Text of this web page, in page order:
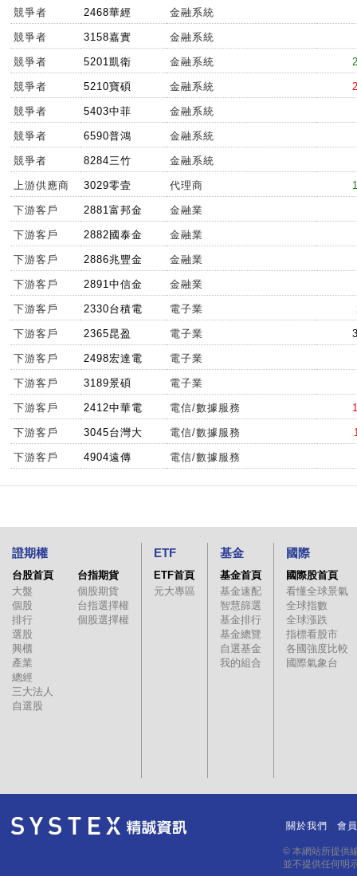
競爭者 2468華經 金融系統
競爭者 3158嘉實 金融系統
競爭者 5201凱衛 金融系統
競爭者 5210寶碩 金融系統
競爭者 5403中菲 金融系統
競爭者 6590普鴻 金融系統
競爭者 8284三竹 金融系統
上游供應商 3029零壹 代理商
下游客戶 2881富邦金 金融業
下游客戶 2882國泰金 金融業
下游客戶 2886兆豐金 金融業
下游客戶 2891中信金 金融業
下游客戶 2330台積電 電子業
下游客戶 2365昆盈 電子業
下游客戶 2498宏達電 電子業
下游客戶 3189景碩 電子業
下游客戶 2412中華電 電信/數據服務
下游客戶 3045台灣大 電信/數據服務
下游客戶 4904遠傳 電信/數據服務
證期權
台股首頁
大盤
個股
排行
選股
興櫃
產業
總經
三大法人
自選股
台指期貨
個股期貨
台指選擇權
個股選擇權
ETF
ETF首頁
元大專區
基金
基金首頁
基金速配
智慧篩選
基金排行
基金總覽
自選基金
我的組合
國際
國際股首頁
看懂全球景氣
全球指數
全球漲跌
指標看股市
各國強度比較
國際氣象台
關於我們 會
© 本網站所提供
並不提供任何明